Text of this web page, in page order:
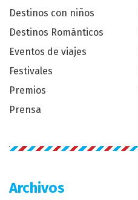
Destinos con niños
Destinos Románticos
Eventos de viajes
Festivales
Premios
Prensa
Archivos